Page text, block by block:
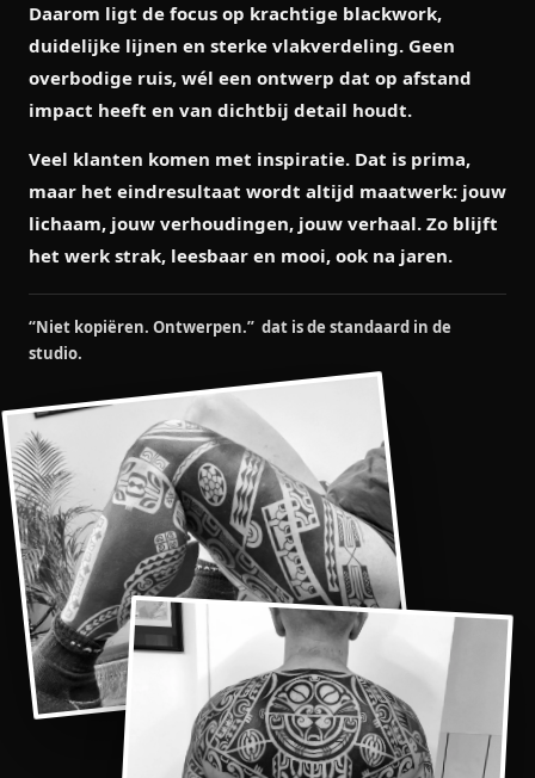
Daarom ligt de focus op krachtige blackwork,
duidelijke lijnen en sterke vlakverdeling. Geen
overbodige ruis, wél een ontwerp dat op afstand
impact heeft en van dichtbij detail houdt.
Veel klanten komen met inspiratie. Dat is prima,
maar het eindresultaat wordt altijd maatwerk: jouw
lichaam, jouw verhoudingen, jouw verhaal. Zo blijft
het werk strak, leesbaar en mooi, ook na jaren.
“Niet kopiëren. Ontwerpen.” dat is de standaard in de
studio.